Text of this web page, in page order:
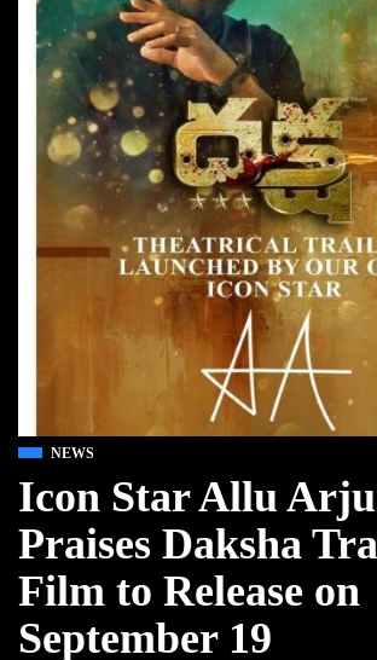
NEWS
Icon Star Allu
Praises Daksha
Film to Release on
September 19